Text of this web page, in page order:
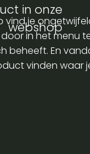
in onze
webshop
vind je
door in het menu
beheeft. En
vinden waar